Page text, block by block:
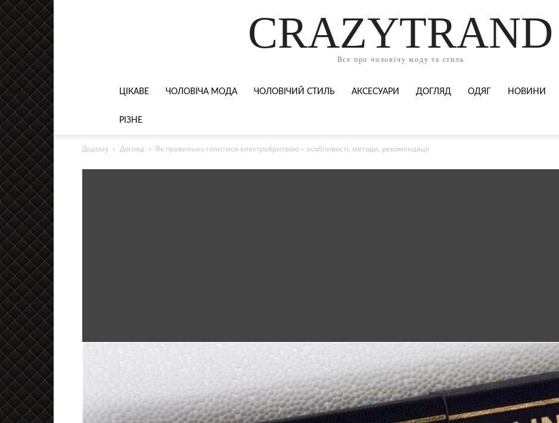
CRAZYTRAND
Все про чоловічу моду та стиль
ЦІКАВЕ ЧОЛОВІЧА МОДА ЧОЛОВІЧИЙ СТИЛЬ АКСЕСУАРИ ДОГЛЯД ОДЯГ НОВИНИ
РІЗНЕ
Додому Догляд Як правильно голитися електробритвою – особливості, методи, рекомендації